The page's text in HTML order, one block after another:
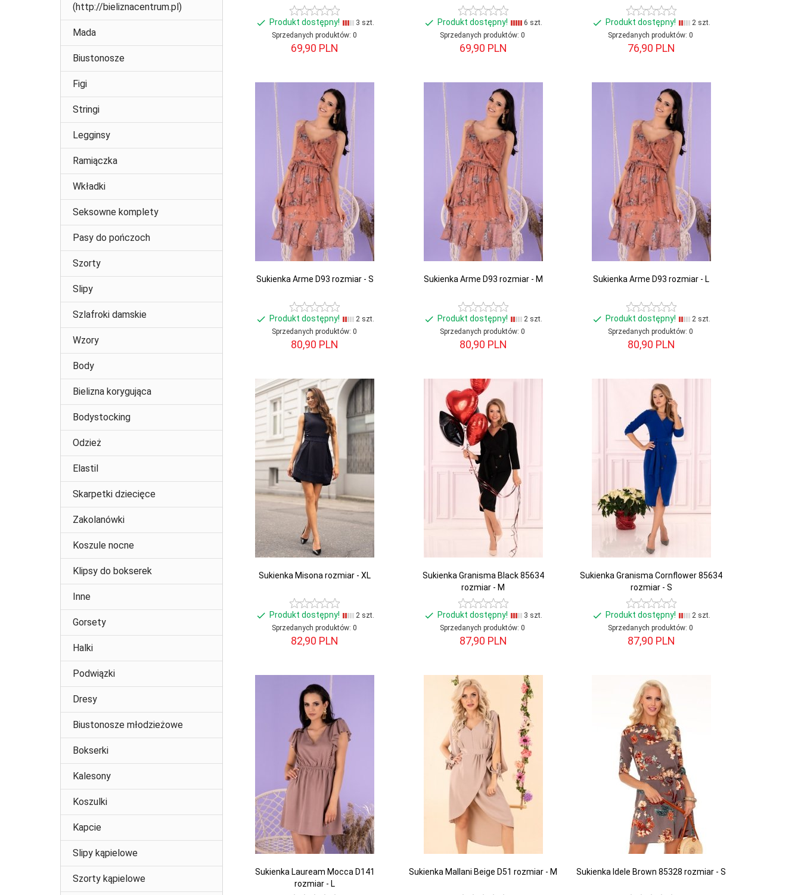
(http://bieliznacentrum.pl)
Mada
Biustonosze
Figi
Stringi
Legginsy
Ramiączka
Wkładki
Seksowne komplety
Pasy do pończoch
Szorty
Slipy
Szlafroki damskie
Wzory
Body
Bielizna korygująca
Bodystocking
Odzież
Elastil
Skarpetki dziecięce
Zakolanówki
Koszule nocne
Klipsy do bokserek
Inne
Gorsety
Halki
Podwiązki
Dresy
Biustonosze młodzieżowe
Bokserki
Kalesony
Koszulki
Kapcie
Slipy kąpielowe
Szorty kąpielowe
Produkt dostępny!
3 szt.
Sprzedanych produktów: 0
69,90 PLN
Produkt dostępny!
6 szt.
Sprzedanych produktów:0
69,90 PLN
Produkt dostępny!
2 szt.
Sprzedanych produktów:0
76,90 PLN
Sukienka Arme D93 rozmiar - S
Produkt dostępny!
2 szt.
Sprzedanych produktów: 0
80,90 PLN
Sukienka Arme D93 rozmiar - M
Produkt dostępny!
2 szt.
Sprzedanych produktów:0
80,90 PLN
Sukienka Arme D93 rozmiar - L
Produkt dostępny!
2 szt.
Sprzedanych produktów:0
80,90 PLN
Sukienka Misona rozmiar - XL
Produkt dostępny!
2 szt.
Sprzedanych produktów: 0
82,90 PLN
Sukienka Granisma Black 85634
rozmiar - M
Produkt dostępny!
3 szt.
Sprzedanych produktów:0
87,90 PLN
Sukienka Granisma Cornflower 85634
rozmiar - S
Produkt dostępny!
2 szt.
Sprzedanych produktów:0
87,90 PLN
Sukienka Lauream Mocca D141
rozmiar - L
Sukienka Mallani Beige D51 rozmiar - M Sukienka Idele Brown 85328 rozmiar - S